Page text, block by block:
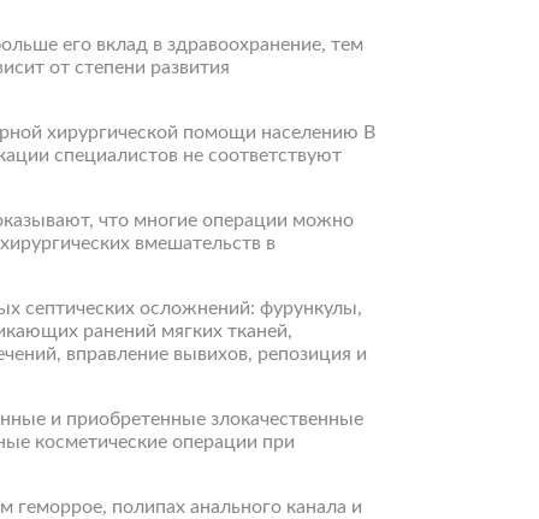
его вклад в здравоохранение, тем
от степени развития
хирургической помощи населению В
специалистов не соответствуют
что многие операции можно
вмешательств в
септических осложнений: фурункулы,
ранений мягких тканей,
вправление вывихов, репозиция и
и приобретенные злокачественные
косметические операции при
полипах анального канала и